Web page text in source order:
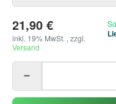
21,90 €
inkl. 19% MwSt. , zzgl.
Versand